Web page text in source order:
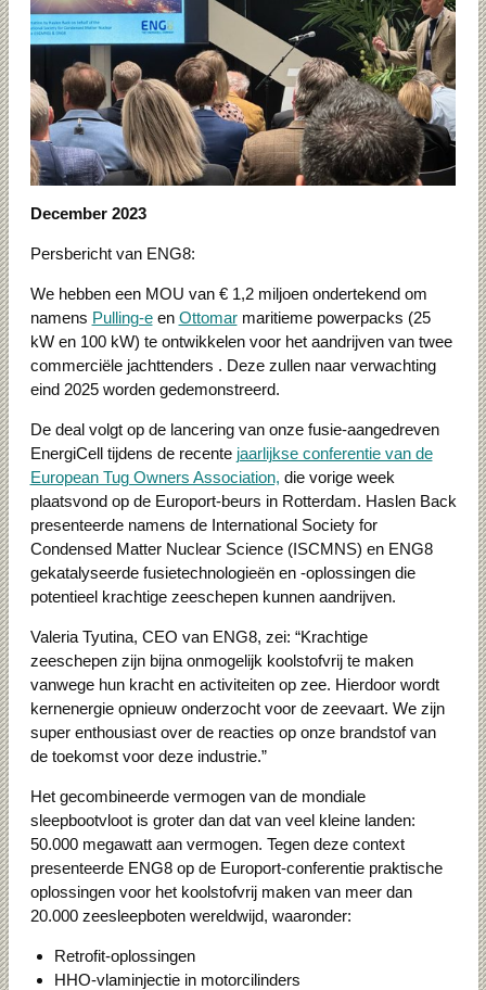
December 2023
Persbericht van ENG8:
We hebben een MOU van € 1,2 miljoen ondertekend om
namens Pulling-e en Ottomar maritieme powerpacks (25
kW en 100 kW) te ontwikkelen voor het aandrijven van twee
commerciële jachttenders . Deze zullen naar verwachting
eind 2025 worden gedemonstreerd.
De deal volgt op de lancering van onze fusie-aangedreven
EnergiCell tijdens de recente jaarlijkse conferentie van de
European Tug Owners Association, die vorige week
plaatsvond op de Europort-beurs in Rotterdam. Haslen Back
presenteerde namens de International Society for
Condensed Matter Nuclear Science (ISCMNS) en ENG8
gekatalyseerde fusietechnologieën en -oplossingen die
potentieel krachtige zeeschepen kunnen aandrijven.
Valeria Tyutina, CEO van ENG8, zei: “Krachtige
zeeschepen zijn bijna onmogelijk koolstofvrij te maken
vanwege hun kracht en activiteiten op zee. Hierdoor wordt
kernenergie opnieuw onderzocht voor de zeevaart. We zijn
super enthousiast over de reacties op onze brandstof van
de toekomst voor deze industrie.”
Het gecombineerde vermogen van de mondiale
sleepbootvloot is groter dan dat van veel kleine landen:
50.000 megawatt aan vermogen. Tegen deze context
presenteerde ENG8 op de Europort-conferentie praktische
oplossingen voor het koolstofvrij maken van meer dan
20.000 zeesleepboten wereldwijd, waaronder:
Retrofit-oplossingen
HHO-vlaminjectie in motorcilinders